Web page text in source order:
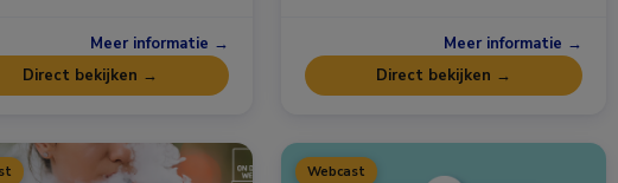
Meer informatie →
Direct bekijken →
Meer informatie →
Direct bekijken →
Webcast